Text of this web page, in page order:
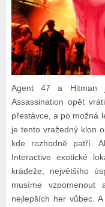
Agent 47 a Hitman
Assassination opět
přestávce, a po možná
je tento vražedný klon
kde rozhodně patří.
Interactive exotické
krádeže, největšího
musíme
nejlepších her vůbec.